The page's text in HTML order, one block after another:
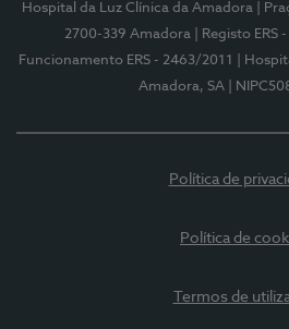
Hospital da Luz Clínica da Amadora
|
2700-339 Amadora
| Registo ERS
Funcionamento ERS - 2463/2011
|
Amadora, SA
|
Política de
Política de
Termos de